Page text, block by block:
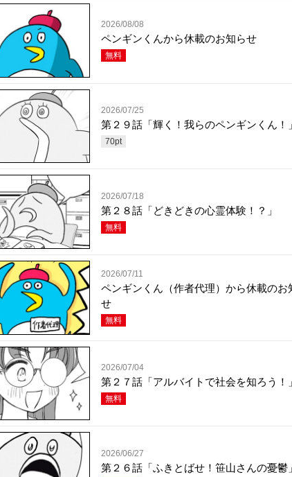
2026/08/08
ペンギンくんから休載のお知らせ
無料
2026/07/25
第２９話「輝く！我らのペンギンくん！
70pt
2026/07/18
第２８話「どきどきの心霊体験！？」
無料
2026/07/11
ペンギンくん（作者代理）から休載のお
せ
無料
2026/07/04
第２７話「アルバイトで社会を知ろう！
無料
2026/06/27
第２６話「ふきとばせ！笹山さんの憂鬱